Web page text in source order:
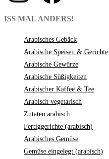
ISS MAL ANDERS!
Arabisches Gebäck
Arabische Speisen & Gerichte
Arabische Gewürze
Arabische Süßigkeiten
Arabischer Kaffee & Tee
Arabisch vegetarisch
Zutaten arabisch
Fertiggerichte (arabisch)
Arabisches Gemüse
Gemüse eingelegt (arabisch)